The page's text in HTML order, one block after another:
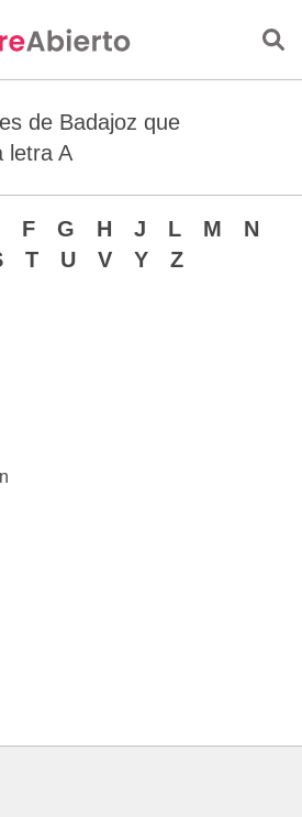
de Badajoz que
letra A
F G H J L M
N
T U V Y Z